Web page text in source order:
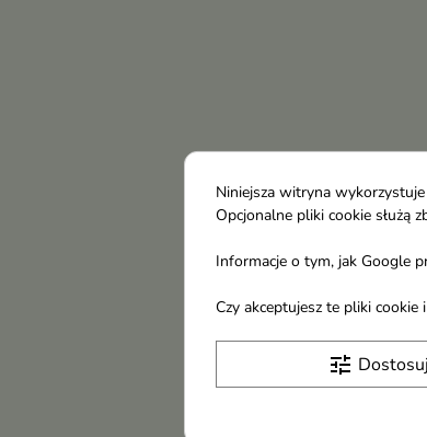
Niniejsza witryna
Opcjonalne pliki cookie służą
Informacje o tym, jak Google
Czy akceptujesz te pliki
tune Dostosuj